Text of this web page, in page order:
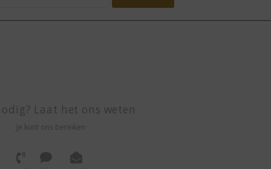
Laat het ons weten
Je kunt ons bereiken